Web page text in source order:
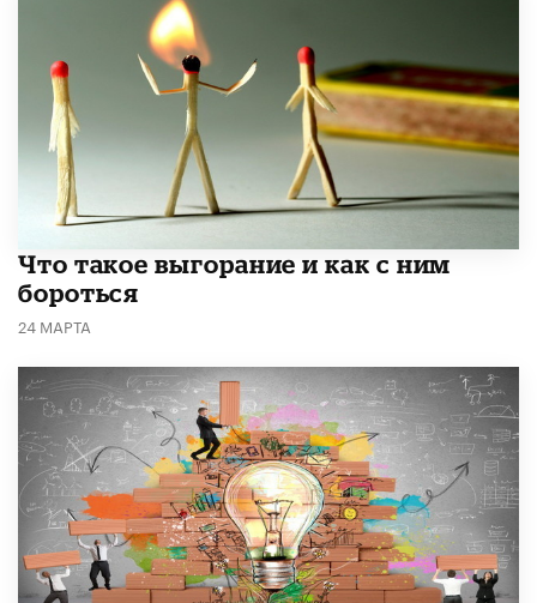
Что такое выгорание и как с ним
бороться
24 МАРТА